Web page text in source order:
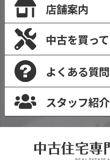
店舗案内
中古を買って
よくある質問
スタッフ紹介